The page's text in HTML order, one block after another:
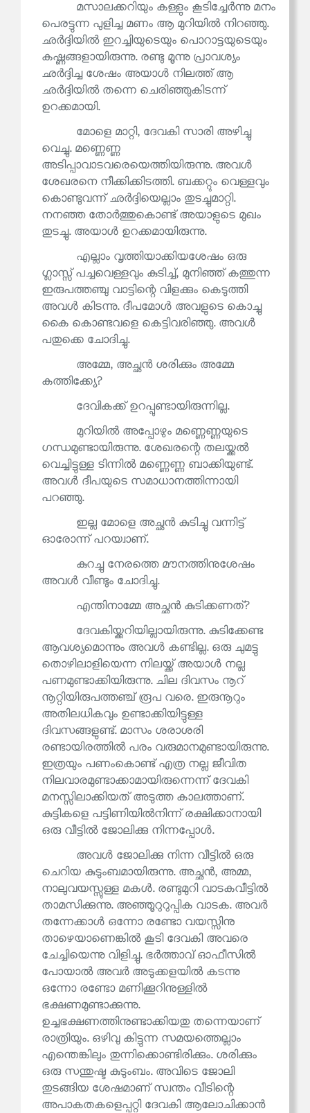
മസാലക്കറിയും കള്ളും കൂടിച്ചേർന്നു മനം
പെരട്ടുന്ന പുളിച്ച മണം ആ മുറിയിൽ നിറഞ്ഞു.
ഛർദ്ദിയിൽ ഇറച്ചിയുടെയും പൊറാട്ടയുടെയും
കഷ്ണങ്ങളായിരുന്നു. രണ്ടു മൂന്നു പ്രാവശ്യം
ഛർദ്ദിച്ച ശേഷം അയാൾ നിലത്ത് ആ
ഛർദ്ദിയിൽ തന്നെ ചെരിഞ്ഞുകിടന്ന്
ഉറക്കമായി.
മോളെ മാറ്റി, ദേവകി സാരി അഴിച്ചു
വെച്ചു. മണ്ണെണ്ണ
അടിപ്പാവാടവരെയെത്തിയിരുന്നു. അവൾ
ശേഖരനെ നീക്കിക്കിടത്തി. ബക്കറ്റും വെള്ളവും
കൊണ്ടുവന്ന് ഛർദ്ദിയെല്ലാം തുടച്ചുമാറ്റി.
നനഞ്ഞ തോർത്തുകൊണ്ട് അയാളുടെ മുഖം
തുടച്ചു. അയാൾ ഉറക്കമായിരുന്നു.
എല്ലാം വൃത്തിയാക്കിയശേഷം ഒരു
ഗ്ലാസ്സ് പച്ചവെള്ളവും കുടിച്ച്, മുനിഞ്ഞ് കത്തുന്ന
ഇരുപത്തഞ്ചു വാട്ടിന്റെ വിളക്കും കെടുത്തി
അവൾ കിടന്നു. ദീപമോൾ അവളുടെ കൊച്ചു
കൈ കൊണ്ടവളെ കെട്ടിവരിഞ്ഞു. അവൾ
പതുക്കെ ചോദിച്ചു.
അമ്മേ, അച്ഛൻ ശരിക്കും അമ്മേ
കത്തിക്ക്യേ?
ദേവികക്ക് ഉറപ്പുണ്ടായിരുന്നില്ല.
മുറിയിൽ അപ്പോഴും മണ്ണെണ്ണയുടെ
ഗന്ധമുണ്ടായിരുന്നു. ശേഖരന്റെ തലയ്ക്കൽ
വെച്ചിട്ടുള്ള ടിന്നിൽ മണ്ണെണ്ണ ബാക്കിയുണ്ട്.
അവൾ ദീപയുടെ സമാധാനത്തിന്നായി
പറഞ്ഞു.
ഇല്ല മോളെ അച്ഛൻ കുടിച്ചു വന്നിട്ട്
ഓരോന്ന് പറയ്വാണ്.
കുറച്ചു നേരത്തെ മൗനത്തിനുശേഷം
അവൾ വീണ്ടും ചോദിച്ചു.
എന്തിനാമ്മേ അച്ഛൻ കുടിക്കണത്?
ദേവകിയ്ക്കറിയില്ലായിരുന്നു. കുടിക്കേണ്ട
ആവശ്യമൊന്നും അവൾ കണ്ടില്ല. ഒരു ചുമട്ടു
തൊഴിലാളിയെന്ന നിലയ്ക്ക് അയാൾ നല്ല
പണമുണ്ടാക്കിയിരുന്നു. ചില ദിവസം നൂറ്
നൂറ്റിയിരുപത്തഞ്ച് രൂപ വരെ. ഇരുനൂറും
അതിലധികവും ഉണ്ടാക്കിയിട്ടുള്ള
ദിവസങ്ങളുണ്ട്. മാസം ശരാശരി
രണ്ടായിരത്തിൽ പരം വരുമാനമുണ്ടായിരുന്നു.
ഇത്രയും പണംകൊണ്ട് എത്ര നല്ല ജീവിത
നിലവാരമുണ്ടാക്കാമായിരുന്നെന്ന് ദേവകി
മനസ്സിലാക്കിയത് അടുത്ത കാലത്താണ്.
കുട്ടികളെ പട്ടിണിയിൽനിന്ന് രക്ഷിക്കാനായി
ഒരു വീട്ടിൽ ജോലിക്കു നിന്നപ്പോൾ.
അവൾ ജോലിക്കു നിന്ന വീട്ടിൽ ഒരു
ചെറിയ കുടുംബമായിരുന്നു. അച്ഛൻ, അമ്മ,
നാലുവയസ്സുള്ള മകൾ. രണ്ടുമുറി വാടകവീട്ടിൽ
താമസിക്കുന്നു. അഞ്ഞൂറുറുപ്പിക വാടക. അവർ
തന്നേക്കാൾ ഒന്നോ രണ്ടോ വയസ്സിനു
താഴെയാണെങ്കിൽ കൂടി ദേവകി അവരെ
ചേച്ചിയെന്നു വിളിച്ചു. ഭർത്താവ് ഓഫീസിൽ
പോയാൽ അവർ അടുക്കളയിൽ കടന്നു
ഒന്നോ രണ്ടോ മണിക്കൂറിനുള്ളിൽ
ഭക്ഷണമുണ്ടാക്കുന്നു.
ഉച്ചഭക്ഷണത്തിനുണ്ടാക്കിയതു തന്നെയാണ്
രാത്രിയും. ഒഴിവു കിട്ടുന്ന സമയത്തെല്ലാം
എന്തെങ്കിലും തുന്നിക്കൊണ്ടിരിക്കും. ശരിക്കും
ഒരു സന്തുഷ്ട കുടുംബം. അവിടെ ജോലി
തുടങ്ങിയ ശേഷമാണ് സ്വന്തം വീടിന്റെ
അപാകതകളെപ്പറ്റി ദേവകി ആലോചിക്കാൻ